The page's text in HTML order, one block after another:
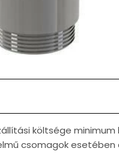
költsége
csomagok esetében